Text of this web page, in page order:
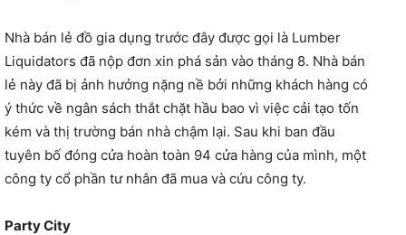
Nhà bán lẻ đồ gia dụng trước đây được gọi là Lumber
Liquidators đã nộp đơn xin phá sản vào tháng 8. Nhà bán
lẻ này đã bị ảnh hưởng nặng nề bởi những khách hàng có
ý thức về ngân sách thắt chặt hầu bao vì việc cải tạo tốn
kém và thị trường bán nhà chậm lại. Sau khi ban đầu
tuyên bố đóng cửa hoàn toàn 94 cửa hàng của mình, một
công ty cổ phần tư nhân đã mua và cứu công ty.
Party City